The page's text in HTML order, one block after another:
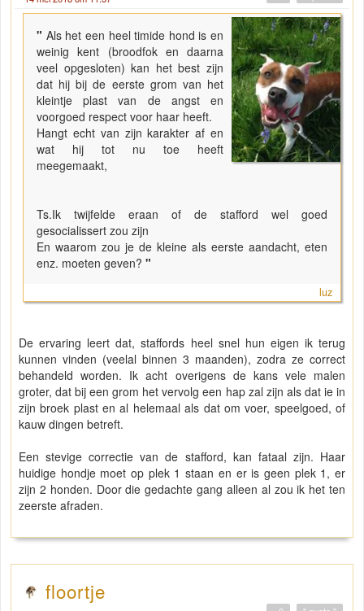
" Als het een heel timide hond is en
weinig kent (broodfok en daarna
veel opgesloten) kan het best zijn
dat hij bij de eerste grom van het
kleintje plast van de angst en
voorgoed respect voor haar heeft.
Hangt echt van zijn karakter af en
wat hij tot nu toe heeft
meegemaakt,
Ts.Ik twijfelde eraan of de stafford wel goed
gesocialissert zou zijn
En waarom zou je de kleine als eerste aandacht, eten
enz. moeten geven? "
luz
De ervaring leert dat, staffords heel snel hun eigen ik terug
kunnen vinden (veelal binnen 3 maanden), zodra ze correct
behandeld worden. Ik acht overigens de kans vele malen
groter, dat bij een grom het vervolg een hap zal zijn als dat ie in
zijn broek plast en al helemaal als dat om voer, speelgoed, of
kauw dingen betreft.
Een stevige correctie van de stafford, kan fataal zijn. Haar
huidige hondje moet op plek 1 staan en er is geen plek 1, er
zijn 2 honden. Door die gedachte gang alleen al zou ik het ten
zeerste afraden.
floortje